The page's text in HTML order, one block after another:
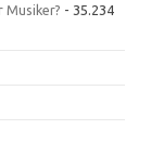
Musiker? - 35.234